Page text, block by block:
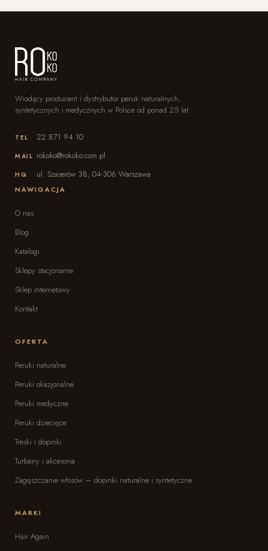
Wiodący producent i dystrybutor peruk naturalnych,
syntetycznych i medycznych w Polsce od ponad 25 lat.
TEL 22 871 94 10
MAIL rokoko@rokoko.com.pl
HQ ul. Szaserów 38, 04-306 Warszawa
NAWIGACJA
O nas
Blog
Katalogi
Sklepy stacjonarne
Sklep internetowy
Kontakt
OFERTA
Peruki naturalne
Peruki okazjonalne
Peruki medyczne
Peruki dziecięce
Treski i dopinki
Turbany i akcesoria
Zagęszczanie włosów – dopinki naturalne i syntetyczne
MARKI
Hair Again